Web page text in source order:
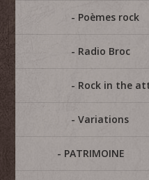
Poèmes rock
Radio Broc
Rock in the
Variations
PATRIMOINE